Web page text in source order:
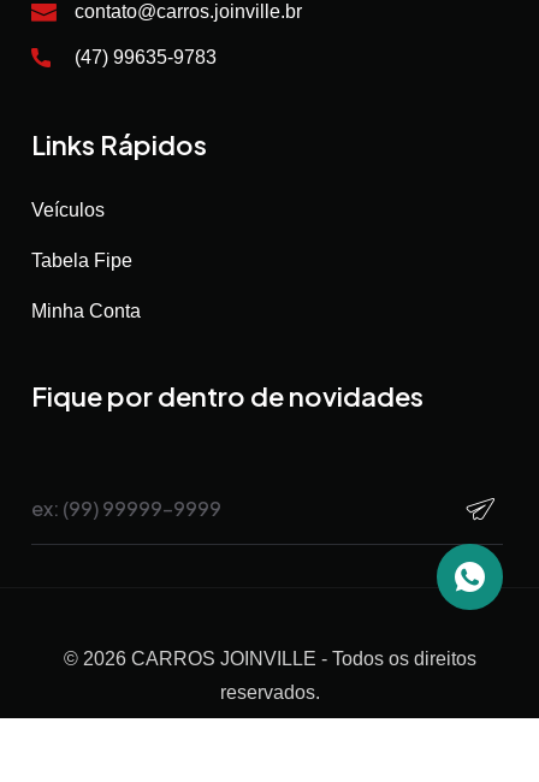
contato@carros.joinville.br
(47) 99635-9783
Links Rápidos
Veículos
Tabela Fipe
Minha Conta
Fique por dentro de novidades
© 2026 CARROS JOINVILLE - Todos os direitos
reservados.